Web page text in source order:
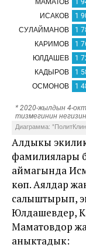
Алдыңкы
фамилиялары
аймагында
көп. Аялдар
салыштырып,
Юлдашевдер,
Маматовдор
аныктадык: